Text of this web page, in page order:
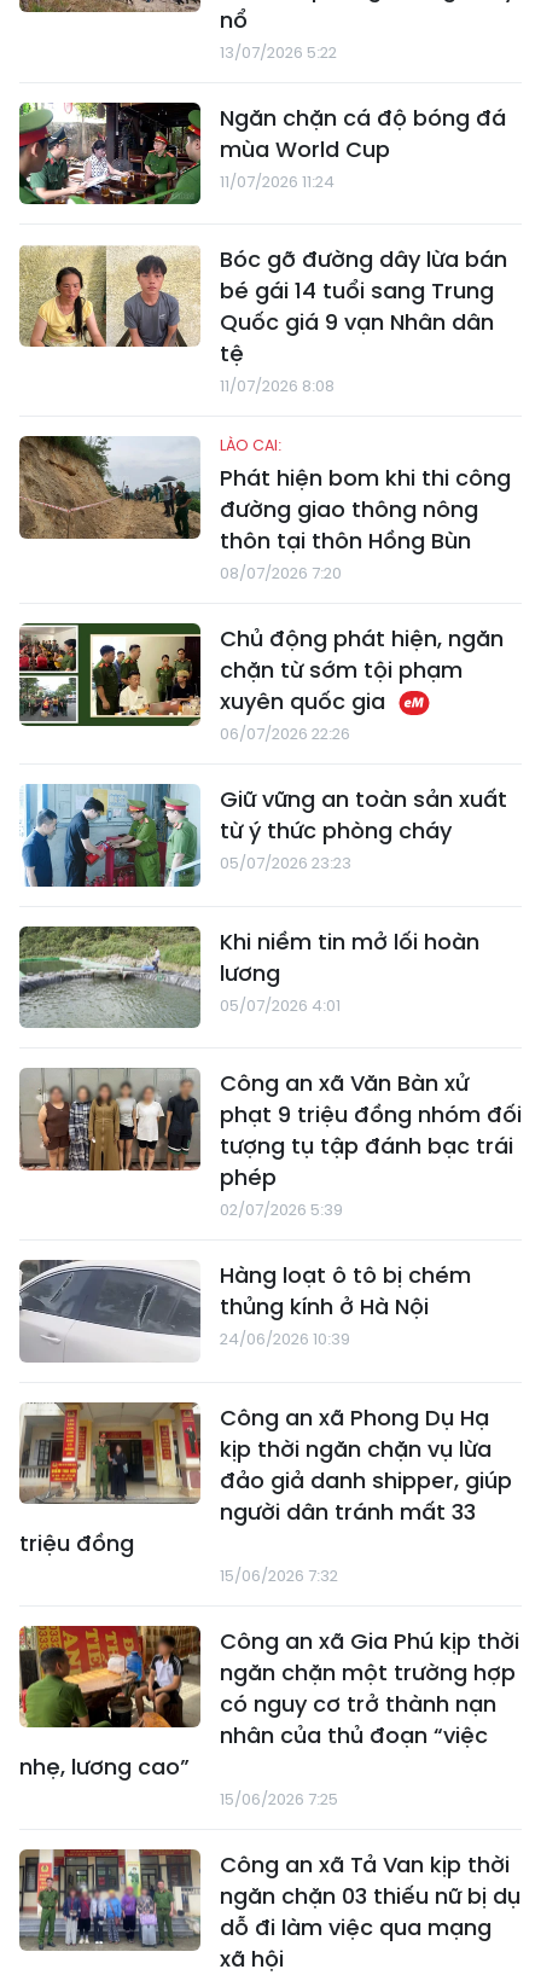
nổ
13/07/2026 5:22
Ngăn chặn cá độ bóng đá
mùa World Cup
11/07/2026 11:24
Bóc gỡ đường dây lừa bán
bé gái 14 tuổi sang Trung
Quốc giá 9 vạn Nhân dân
tệ
11/07/2026 8:08
LÀO CAI:
Phát hiện bom khi thi công
đường giao thông nông
thôn tại thôn Hồng Bùn
08/07/2026 7:20
Chủ động phát hiện, ngăn
chặn từ sớm tội phạm
xuyên quốc gia
06/07/2026 22:26
Giữ vững an toàn sản xuất
từ ý thức phòng cháy
05/07/2026 23:23
Khi niềm tin mở lối hoàn
lương
05/07/2026 4:01
Công an xã Văn Bàn xử
phạt 9 triệu đồng nhóm đối
tượng tụ tập đánh bạc trái
phép
02/07/2026 5:39
Hàng loạt ô tô bị chém
thủng kính ở Hà Nội
24/06/2026 10:39
Công an xã Phong Dụ Hạ
kịp thời ngăn chặn vụ lừa
đảo giả danh shipper, giúp
người dân tránh mất 33
triệu đồng
15/06/2026 7:32
Công an xã Gia Phú kịp thời
ngăn chặn một trường hợp
có nguy cơ trở thành nạn
nhân của thủ đoạn “việc
nhẹ, lương cao”
15/06/2026 7:25
Công an xã Tả Van kịp thời
ngăn chặn 03 thiếu nữ bị dụ
dỗ đi làm việc qua mạng
xã hội